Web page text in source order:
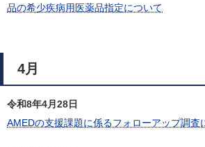
品の希少疾病用医薬品指定について
4月
令和8年4月28日
AMEDの支援課題に係るフォローアップ調査